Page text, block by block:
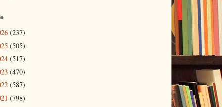
(237)
(505)
(517)
(470)
(587)
(798)